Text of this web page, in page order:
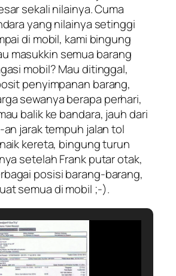
sekali nilainya. Cuma
yang nilainya setinggi
di mobil, kami bingung
masukkin semua barang
mobil? Mau ditinggal,
penyimpanan barang,
sewanya berapa perhari,
balik ke bandara, jauh dari
an jarak tempuh jalan tol
kereta, bingung turun
setelah Frank putar otak,
posisi barang-barang,
semua di mobil ;-).